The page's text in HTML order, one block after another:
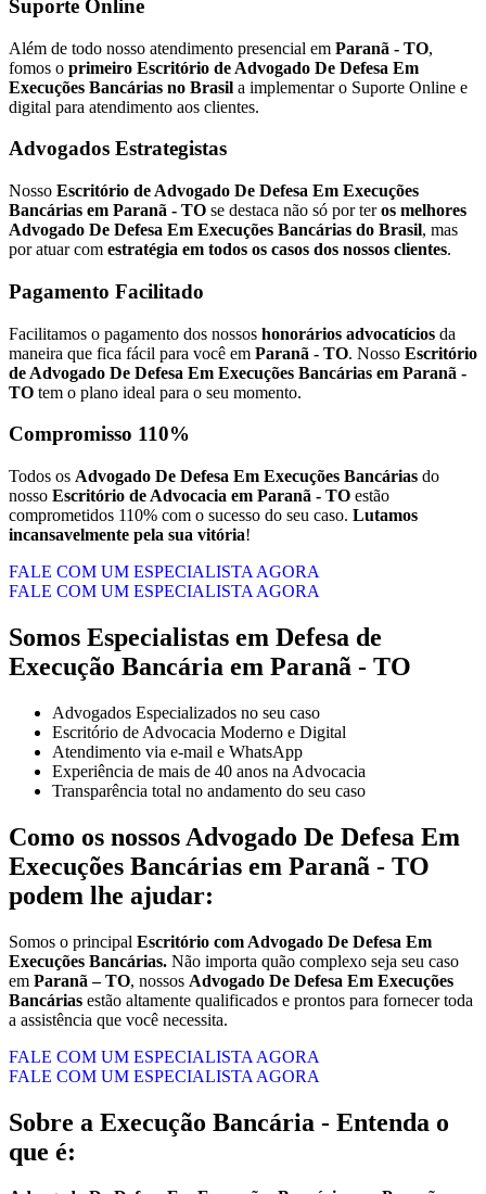
Suporte Online
Além de todo nosso atendimento presencial em Paranã - TO,
fomos o primeiro Escritório de Advogado De Defesa Em
Execuções Bancárias no Brasil a implementar o Suporte Online e
digital para atendimento aos clientes.
Advogados Estrategistas
Nosso Escritório de Advogado De Defesa Em Execuções
Bancárias em Paranã - TO se destaca não só por teros melhores
Advogado De Defesa Em Execuções Bancárias do Brasil, mas
por atuar com estratégia em todos os casos dos nossos clientes.
Pagamento Facilitado
Facilitamos o pagamento dos nossos honorários advocatícios da
maneira que fica fácil para você em Paranã - TO. Nosso Escritório
de Advogado De Defesa Em Execuções Bancárias em Paranã -
TO tem o plano ideal para o seu momento.
Compromisso 110%
Todos os Advogado De Defesa Em Execuções Bancárias do
nosso Escritório de Advocacia em Paranã - TO estão
comprometidos 110% com o sucesso do seu caso. Lutamos
incansavelmente pela sua vitória!
FALE COM UM ESPECIALISTA AGORA
FALE COM UM ESPECIALISTA AGORA
Somos Especialistas em Defesa de
Execução Bancária em Paranã - TO
Advogados Especializados no seu caso
Escritório de Advocacia Moderno e Digital
Atendimento via e-mail e WhatsApp
Experiência de mais de 40 anos na Advocacia
Transparência total no andamento do seu caso
Como os nossos Advogado De Defesa Em
Execuções Bancárias em Paranã - TO
podem lhe ajudar:
Somos o principal Escritório com Advogado De Defesa Em
Execuções Bancárias. Não importa quão complexo seja seu caso
em Paranã – TO, nossos Advogado De Defesa Em Execuções
Bancárias estão altamente qualificados e prontos para fornecer toda
a assistência que você necessita.
FALE COM UM ESPECIALISTA AGORA
FALE COM UM ESPECIALISTA AGORA
Sobre a Execução Bancária - Entenda o
que é: